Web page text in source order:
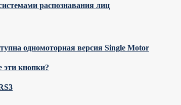
распознавания лиц
одномоторная версия Single Motor
эти кнопки?